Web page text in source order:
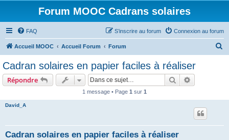
Forum MOOC Cadrans solaires
FAQ Connexion au forum
S’inscrire au forum
Accueil MOOC Accueil Forum Forum
Cadran solaires en papier faciles à réaliser
Répondre Rechercher
1 message • Page 1 sur 1
David_A
Cadran solaires en papier faciles à réaliser